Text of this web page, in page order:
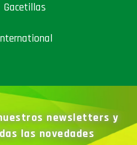
Gacetillas
newsletters y
las novedades